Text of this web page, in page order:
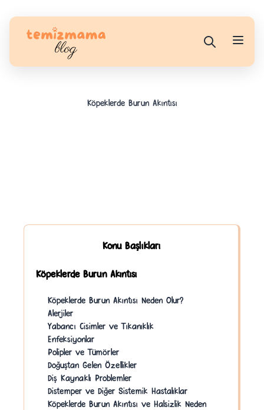
Köpeklerde Burun Akıntısı
Konu Başlıkları
Köpeklerde Burun Akıntısı
Köpeklerde Burun Akıntısı Neden Olur?
Alerjiler
Yabancı Cisimler ve Tıkanıklık
Enfeksiyonlar
Polipler ve Tümörler
Doğuştan Gelen Özellikler
Diş Kaynaklı Problemler
Distemper ve Diğer Sistemik Hastalıklar
Köpeklerde Burun Akıntısı ve Halsizlik Neden